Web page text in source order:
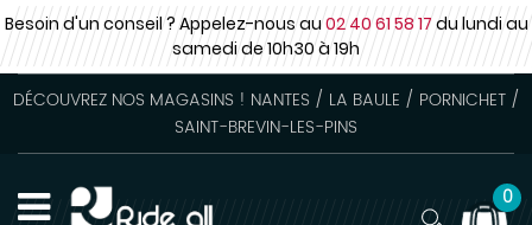
Besoin d'un conseil ? Appelez-nous au02 40 61 58 17du lundi au
samedide 10h30 à 19h
DÉCOUVREZ NOS MAGASINS ! NANTES / LA BAULE / PORNICHET /
SAINT-BREVIN-LES-PINS
0